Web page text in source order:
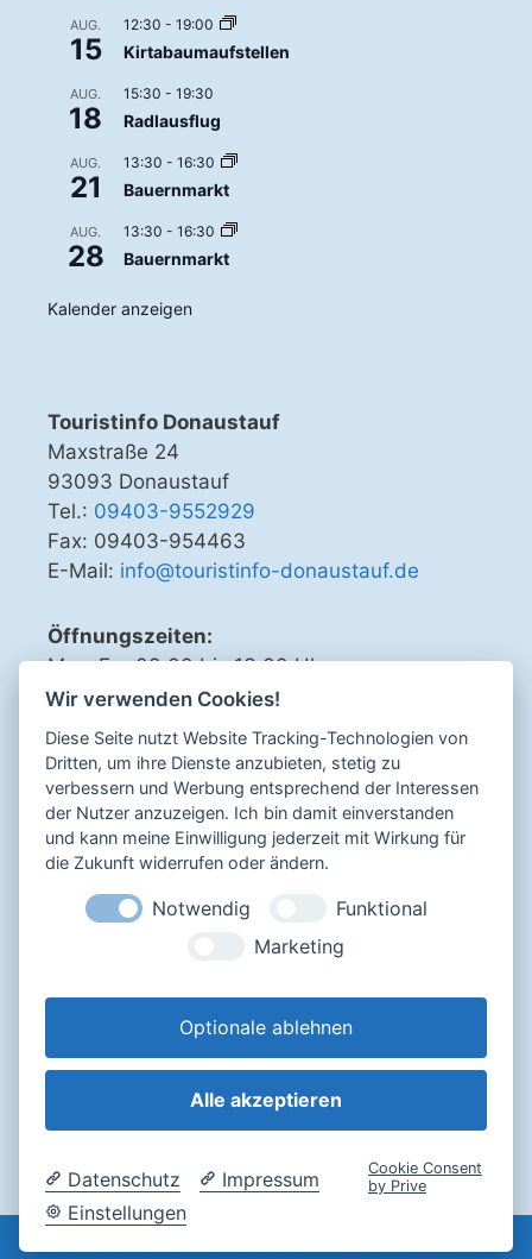
AUG.
15
12:30 - 19:00
Kirtabaumaufstellen
AUG.
18
15:30 - 19:30
Radlausflug
AUG.
21
13:30 - 16:30
Bauernmarkt
AUG.
28
13:30 - 16:30
Bauernmarkt
Kalender anzeigen
Touristinfo Donaustauf
Maxstraße 24
93093 Donaustauf
Tel.: 09403-9552929
Fax: 09403-954463
E-Mail: info@touristinfo-donaustauf.de
Öffnungszeiten:
Mo - Fr 09.00 bis 13.00 Uhr
Di, Do, Fr 15.00 bis 18.00 Uhr
Sicher bezahlen mit
Impressum
Wir verwenden Cookies!
Diese Seite nutzt Website Tracking-Technologien von
Dritten, um ihre Dienste anzubieten, stetig zu
verbessern und Werbung entsprechend der Interessen
der Nutzer anzuzeigen. Ich bin damit einverstanden
und kann meine Einwilligung jederzeit mit Wirkung für
die Zukunft widerrufen oder ändern.
Notwendig
Funktional
Marketing
Optionale ablehnen
Alle akzeptieren
Datenschutz
Impressum
Einstellungen
Cookie Consent
by Prive